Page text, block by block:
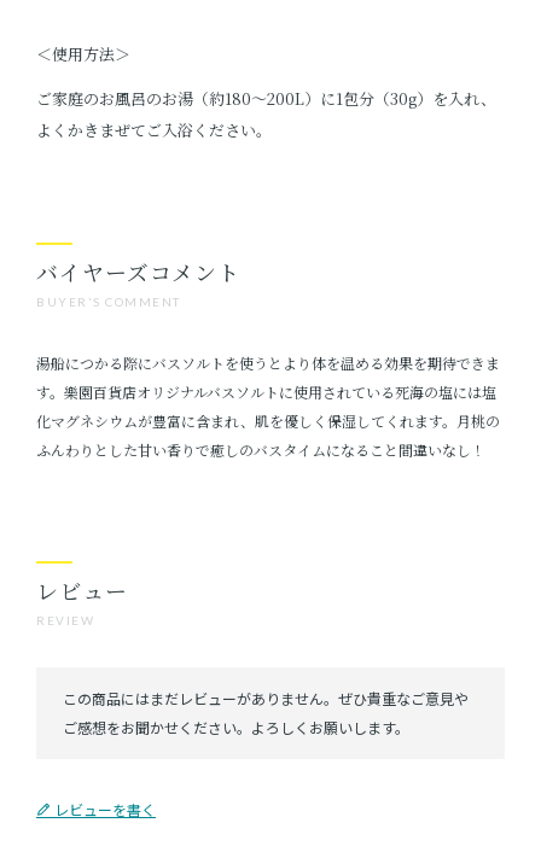
＜使用方法＞
ご家庭のお風呂のお湯（約180～200L）に1包分（30g）を入れ、
よくかきまぜてご入浴ください。
BUYER'S COMMENT
バイヤーズコメント
湯船につかる際にバスソルトを使うとより体を温める効果を期待できま
す。樂園百貨店オリジナルバスソルトに使用されている死海の塩には塩
化マグネシウムが豊富に含まれ、肌を優しく保湿してくれます。月桃の
ふんわりとした甘い香りで癒しのバスタイムになること間違いなし！
REVIEW
レビュー
レビューを書く